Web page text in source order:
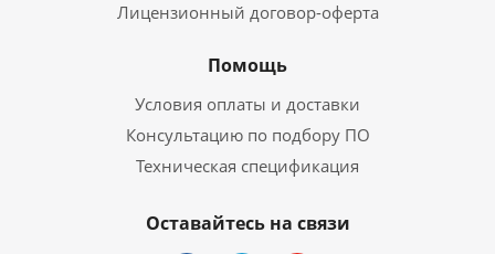
Лицензионный договор-оферта
Помощь
Условия оплаты и доставки
Консультацию по подбору ПО
Техническая спецификация
Оставайтесь на связи